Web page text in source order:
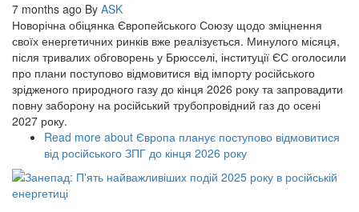
7 months ago By ASK
Новорічна обіцянка Європейського Союзу щодо зміцнення
своїх енергетичних ринків вже реалізується. Минулого місяця,
після тривалих обговорень у Брюсселі, інституції ЄС оголосили
про плани поступово відмовитися від імпорту російського
зрідженого природного газу до кінця 2026 року та запровадити
повну заборону на російський трубопровідний газ до осені
2027 року.
Read more about Європа планує поступово відмовитися
від російського ЗПГ до кінця 2026 року